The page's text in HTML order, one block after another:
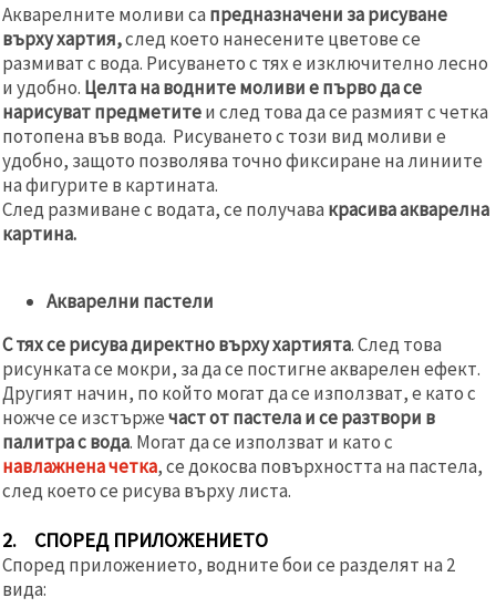
Акварелните моливи са предназначени за рисуване
върху хартия,след което нанесените цветове се
размиват с вода. Рисуването с тях е изключително лесно
и удобно. Целта на водните моливи е първо да се
нарисуват предметитеи след това да се размият с четка
потопена във вода. Рисуването с този вид моливи е
удобно, защото позволява точно фиксиране на линиите
на фигурите в картината.
След размиване с водата, се получава красива акварелна
картина.
Акварелни пастели
С тях се рисува директно върху хартията. След това
рисунката се мокри, за да се постигне акварелен ефект.
Другият начин, по който могат да се използват, е като с
ножче се изстържечаст от пастела и се разтвори в
палитра с вода. Могат да се използват и като с
навлажнена четка, се докосва повърхността на пастела,
след което се рисува върху листа.
2. СПОРЕД ПРИЛОЖЕНИЕТО
Според приложението, водните бои се разделят на 2
вида: